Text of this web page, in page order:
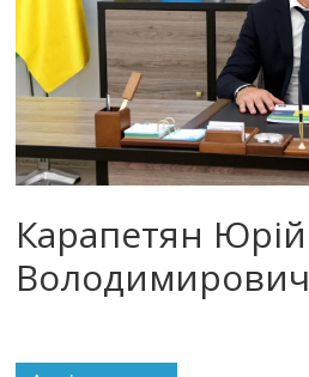
Карапетян Юрій
Володимирович